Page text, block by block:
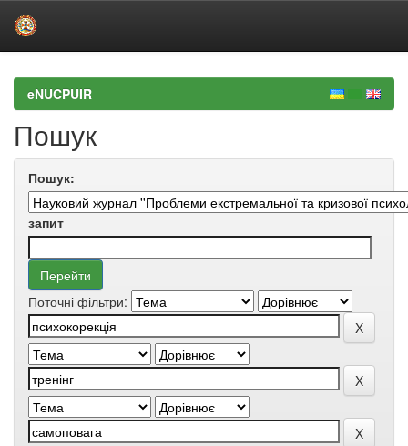
navigationeNUCPUIR
Пошук
Пошук:
запит
Поточні фільтри: